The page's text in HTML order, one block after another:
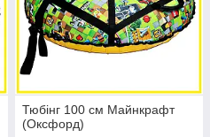
Тюбінг 100 см Майнкрафт
(Оксфорд)